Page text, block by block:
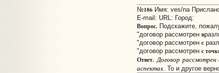
№186Имя: ves/na
E-mail: URL: Город:
Вопрос.Подскажите,
"договор рассмотрен в
"договор рассмотрен с
"договор рассмотрен с
Ответ. Договор рассмотрен
аспектах. То и другое